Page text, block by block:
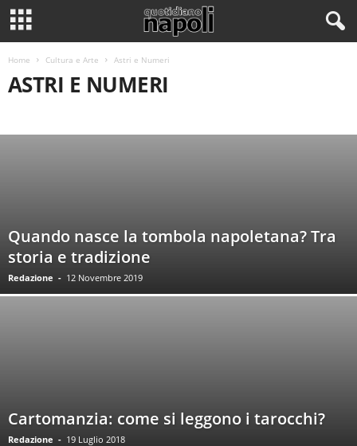
Home Cultura e Arte Astri e Numeri
ASTRI E NUMERI
Quando nasce la tombola napoletana? Tra
storia e tradizione
Redazione - 12 Novembre 2019
Cartomanzia: come si leggono i tarocchi?
Redazione - 19 Luglio 2018